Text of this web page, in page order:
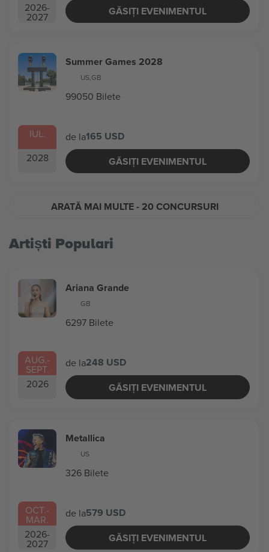
2026-
2027
GĂSIȚI EVENIMENTUL
IUL.
2028
Summer Games 2028
US,GB
99050 Bilete
de la165 USD
GĂSIȚI EVENIMENTUL
ARATĂ MAI MULTE- 20 CONCURSURI
Artiști Populari
AUG.-
SEPT.
2026
Ariana Grande
GB
6297 Bilete
de la248 USD
GĂSIȚI EVENIMENTUL
OCT.-
MAR.
2026-
2027
Metallica
US
326 Bilete
de la579 USD
GĂSIȚI EVENIMENTUL